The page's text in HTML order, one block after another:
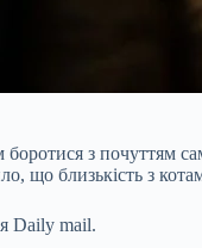
з почуттям
що близькість з
Daily mail.